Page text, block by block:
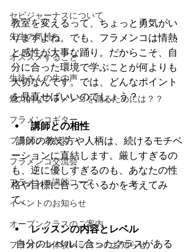
セビジャーナスについて
先生の気持ち
オススメすること
生徒さんの生の声
魅力的なフラメンコを踊るためには？？
フラメンコギター
フラメンコ衣装
フラメンコ交流会
フラメンコ講師コース
イベントのお知らせ
オープンクラスのご案内
フラメンコ体験レッスンのお知らせ
教室を変えるって、ちょっと勇気がい
りますよね。でも、フラメンコは情熱
と感性が大事な踊り。だからこそ、自
分に合った環境で学ぶことが何よりも
大切なんです。では、どんなポイント
を見直せばいいのでしょう？
講師との相性
  講師の教え方や人柄は、続けるモチベ
ーションに直結します。厳しすぎるの
も、逆に優しすぎるのも、あなたの性
格や目標に合っているかを考えてみ
て。
レッスンの内容とレベル
  自分のレベルに合ったクラスがある